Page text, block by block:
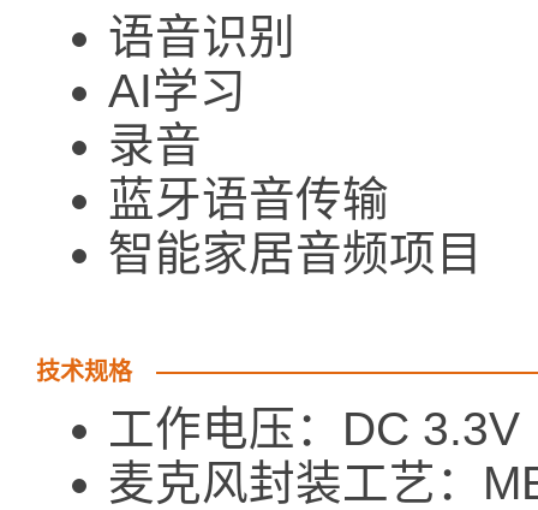
语音识别
AI学习
录音
蓝牙语音传输
智能家居音频项目
技术规格
工作电压：DC 3.3V
麦克风封装工艺：